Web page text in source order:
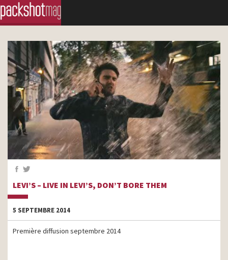
LEVI’S – LIVE IN LEVI’S, DON’T BORE THEM
5 SEPTEMBRE 2014
Première diffusion septembre 2014